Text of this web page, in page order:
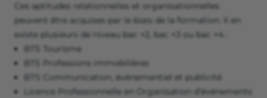
Ces aptitudes relationnelles et organisationnelles
peuvent être acquises par le biais de la formation. Il en
existe plusieurs de niveau bac +2, bac +3 ou bac +4 :
BTS Tourisme
BTS Professions immobilières
BTS Communication, événementiel et publicité
Licence Professionnelle en Organisation d’événements